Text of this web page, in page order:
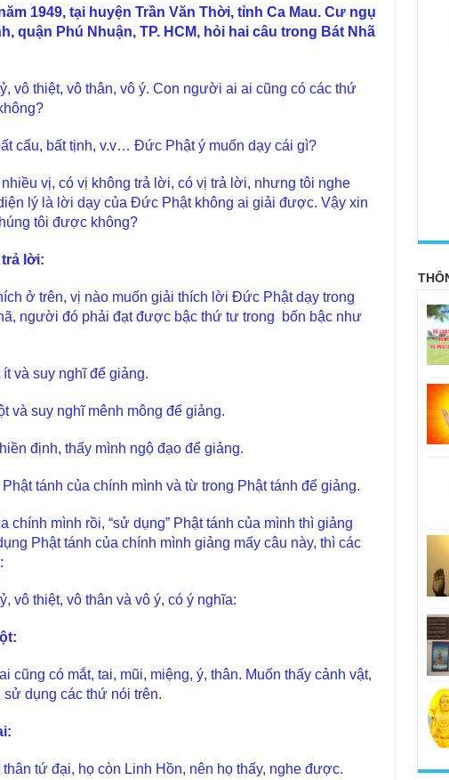
1949, tại huyện Trần Văn Thời, tỉnh Ca Mau. Cư ngụ
quận Phú Nhuận, TP. HCM, hỏi hai câu trong Bát Nhã
vô thiệt, vô thân, vô ý. Con người ai ai cũng có các thứ
cấu, bất tịnh, v.v… Đức Phật ý muốn dạy cái gì?
vị, có vị không trả lời, có vị trả lời, nhưng tôi nghe
lý là lời dạy của Đức Phật không ai giải được. Vậy xin
tôi được không?
lời:
ở trên, vị nào muốn giải thích lời Đức Phật dạy trong
người đó phải đạt được bậc thứ tư trong bốn bậc như
ít và suy nghĩ để giảng.
và suy nghĩ mênh mông để giảng.
định, thấy mình ngộ đạo để giảng.
tánh của chính mình và từ trong Phật tánh để giảng.
chính mình rồi, “sử dụng” Phật tánh của mình thì giảng
Phật tánh của chính mình giảng mấy câu này, thì các
vô thiệt, vô thân và vô ý, có ý nghĩa:
cũng có mắt, tai, mũi, miệng, ý, thân. Muốn thấy cảnh vật,
dụng các thứ nói trên.
tứ đại, họ còn Linh Hồn, nên họ thấy, nghe được.